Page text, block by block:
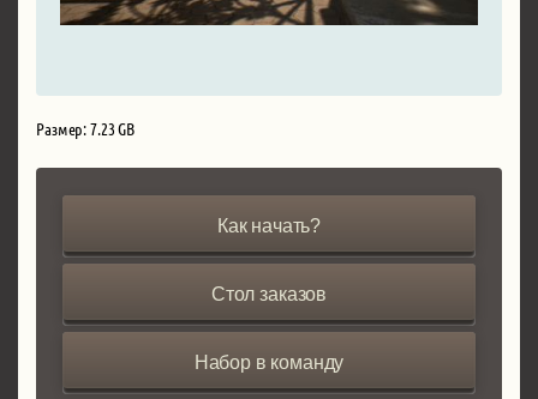
Размер: 7.23 GB
Как начать?
Стол заказов
Набор в команду